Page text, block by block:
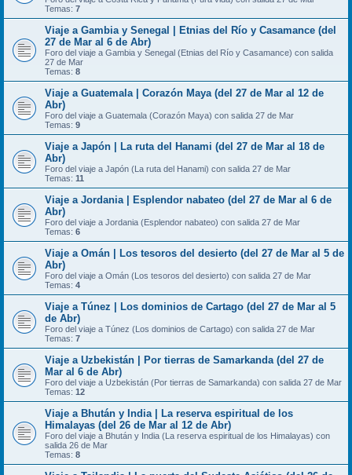
Temas: 7
Viaje a Gambia y Senegal | Etnias del Río y Casamance (del
27 de Mar al 6 de Abr)
Foro del viaje a Gambia y Senegal (Etnias del Río y Casamance) con salida
27 de Mar
Temas: 8
Viaje a Guatemala | Corazón Maya (del 27 de Mar al 12 de
Abr)
Foro del viaje a Guatemala (Corazón Maya) con salida 27 de Mar
Temas: 9
Viaje a Japón | La ruta del Hanami (del 27 de Mar al 18 de
Abr)
Foro del viaje a Japón (La ruta del Hanami) con salida 27 de Mar
Temas: 11
Viaje a Jordania | Esplendor nabateo (del 27 de Mar al 6 de
Abr)
Foro del viaje a Jordania (Esplendor nabateo) con salida 27 de Mar
Temas: 6
Viaje a Omán | Los tesoros del desierto (del 27 de Mar al 5 de
Abr)
Foro del viaje a Omán (Los tesoros del desierto) con salida 27 de Mar
Temas: 4
Viaje a Túnez | Los dominios de Cartago (del 27 de Mar al 5
de Abr)
Foro del viaje a Túnez (Los dominios de Cartago) con salida 27 de Mar
Temas: 7
Viaje a Uzbekistán | Por tierras de Samarkanda (del 27 de
Mar al 6 de Abr)
Foro del viaje a Uzbekistán (Por tierras de Samarkanda) con salida 27 de Mar
Temas: 12
Viaje a Bhután y India | La reserva espiritual de los
Himalayas (del 26 de Mar al 12 de Abr)
Foro del viaje a Bhután y India (La reserva espiritual de los Himalayas) con
salida 26 de Mar
Temas: 8